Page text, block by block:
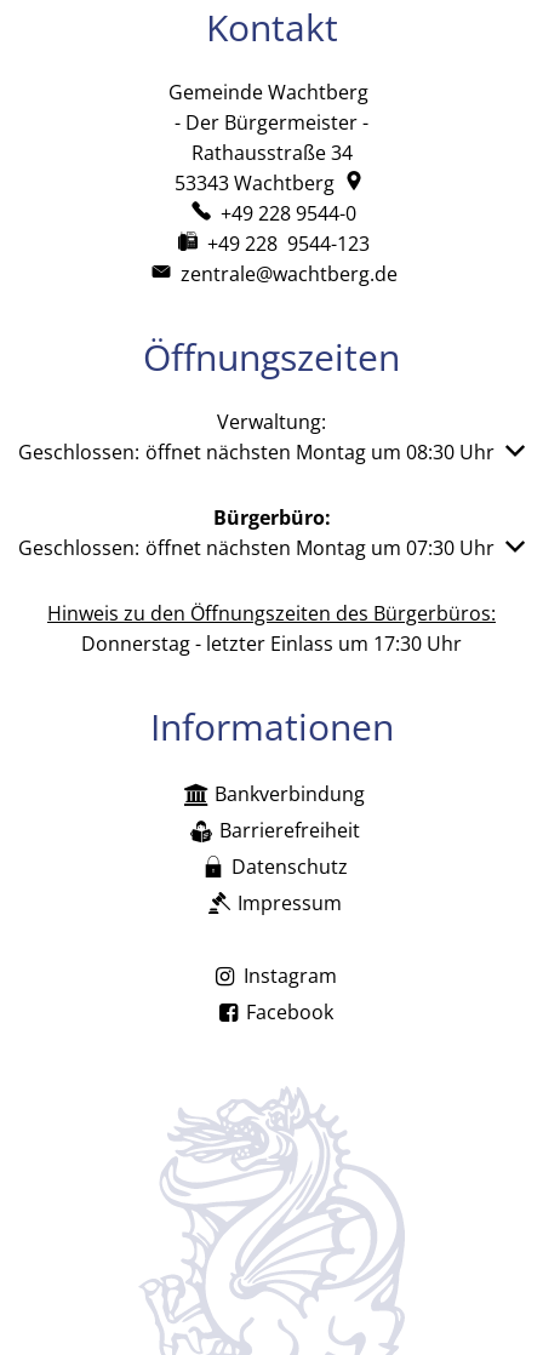
Kontakt
Gemeinde Wachtberg
- Der Bürgermeister -
Rathausstraße 34
53343Wachtberg
+49 228 9544-0
+49 228 9544-123
zentrale@wachtberg.de
Öffnungszeiten
Verwaltung:
Klicken, um weitere Öffnungs- oder Schließzeiten
Geschlossen: öffnet nächsten Montag um 08:30 Uhr
Bürgerbüro:
Klicken, um weitere Öffnungs- oder Schließzeiten
Geschlossen: öffnet nächsten Montag um 07:30 Uhr
Hinweis zu den Öffnungszeiten des Bürgerbüros:
Donnerstag - letzter Einlass um 17:30 Uhr
Informationen
Bankverbindung
Barrierefreiheit
Datenschutz
Impressum
Instagram
Facebook